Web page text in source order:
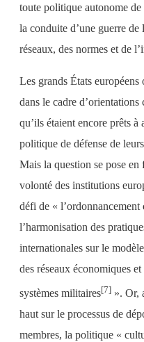
toute politique autonome
la conduite d’une guerre
réseaux, des normes et de
Les grands États
dans le cadre d’orientations
qu’ils étaient encore prêts à
politique de défense de
Mais la question se pose en
volonté des institutions
défi de « l’ordonnancement
l’harmonisation des
internationales sur le
des réseaux économiques
systèmes militaires[7] ». Or,
haut sur le processus de
membres, la politique «